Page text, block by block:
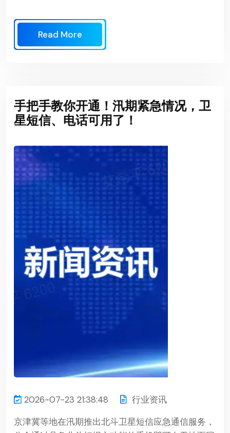
Read More
手把手教你开通！汛期紧急情况，卫
星短信、电话可用了！
2026-07-23 21:38:48
行业资讯
京津冀等地在汛期推出北斗卫星短信应急通信服务，